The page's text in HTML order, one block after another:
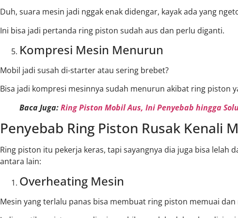
Duh, suara mesin jadi nggak enak didengar, kayak ada yang
Ini bisa jadi pertanda ring piston sudah aus dan perlu diganti.
Kompresi Mesin Menurun
Mobil jadi susah di-starter atau sering brebet?
Bisa jadi kompresi mesinnya sudah menurun akibat ring piston
Baca Juga:Ring Piston Mobil Aus, Ini Penyebab hingga
Penyebab Ring Piston Rusak Kenali
Ring piston itu pekerja keras, tapi sayangnya dia juga bisa lelah
antara lain:
Overheating Mesin
Mesin yang terlalu panas bisa membuat ring piston memuai dan